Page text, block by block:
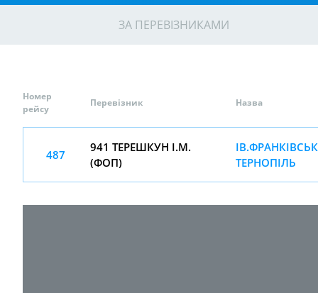
ЗА ПЕРЕВІЗНИКАМИ
Номер
рейсу
Перевізник Назва
487
941 ТЕРЕШКУН І.М.
(ФОП)
ТЕРНОПІЛЬ